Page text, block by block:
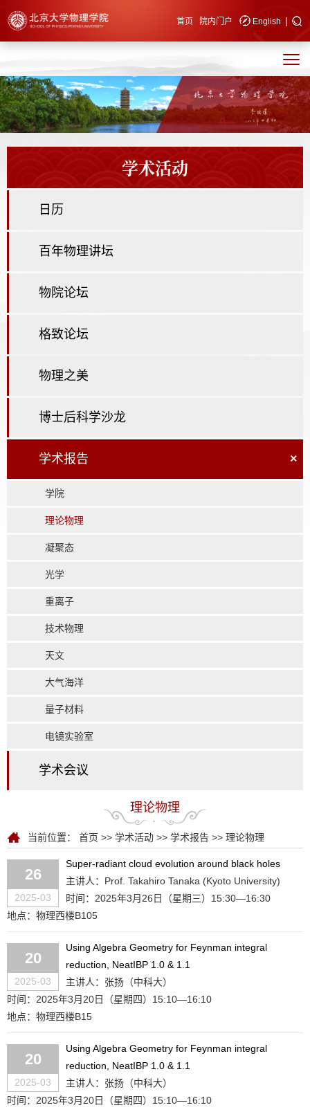
快速导航 首页 院内门户 English |
学术活动
日历
百年物理讲坛
物院论坛
格致论坛
物理之美
博士后科学沙龙
学术报告 ×
学院
理论物理
凝聚态
光学
重离子
技术物理
天文
大气海洋
量子材料
电镜实验室
学术会议
理论物理
当前位置： 首页 >> 学术活动 >> 学术报告 >> 理论物理
26
2025-03
Super-radiant cloud evolution around black holes
主讲人：Prof. Takahiro Tanaka (Kyoto University)
时间：2025年3月26日（星期三）15:30—16:30
地点：物理西楼B105
20
2025-03
Using Algebra Geometry for Feynman integral
reduction, NeatIBP 1.0 & 1.1
主讲人：张扬（中科大）
时间：2025年3月20日（星期四）15:10—16:10
地点：物理西楼B15
20
2025-03
Using Algebra Geometry for Feynman integral
reduction, NeatIBP 1.0 & 1.1
主讲人：张扬（中科大）
时间：2025年3月20日（星期四）15:10—16:10